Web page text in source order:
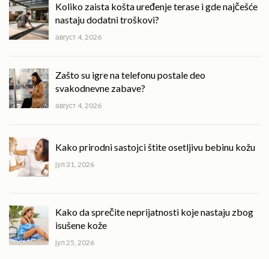
Koliko zaista košta uređenje terase i gde najčešće
nastaju dodatni troškovi?
август 4, 2026
Zašto su igre na telefonu postale deo
svakodnevne zabave?
август 4, 2026
Kako prirodni sastojci štite osetljivu bebinu kožu
јул 31, 2026
Kako da sprečite neprijatnosti koje nastaju zbog
isušene kože
јул 25, 2026